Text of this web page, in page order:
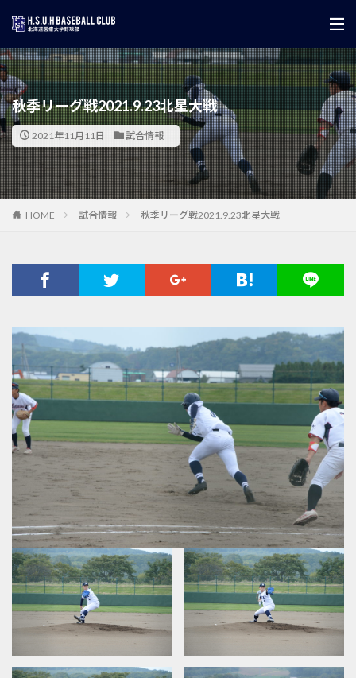
秋季リーグ戦2021.9.23北星大戦
2021年11月11日 試合情報
HOME 試合情報 秋季リーグ戦2021.9.23北星大戦